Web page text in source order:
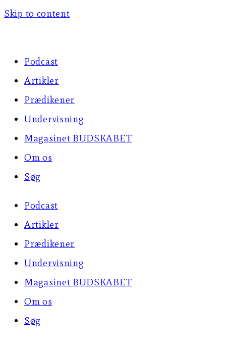
Skip to content
Podcast
Artikler
Prædikener
Undervisning
Magasinet BUDSKABET
Om os
Søg
Podcast
Artikler
Prædikener
Undervisning
Magasinet BUDSKABET
Om os
Søg